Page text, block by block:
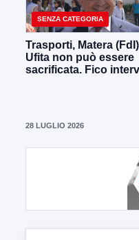
SENZA CATEGORIA
Trasporti, Matera
Ufita non può essere
sacrificata. Fico
28 LUGLIO 2026